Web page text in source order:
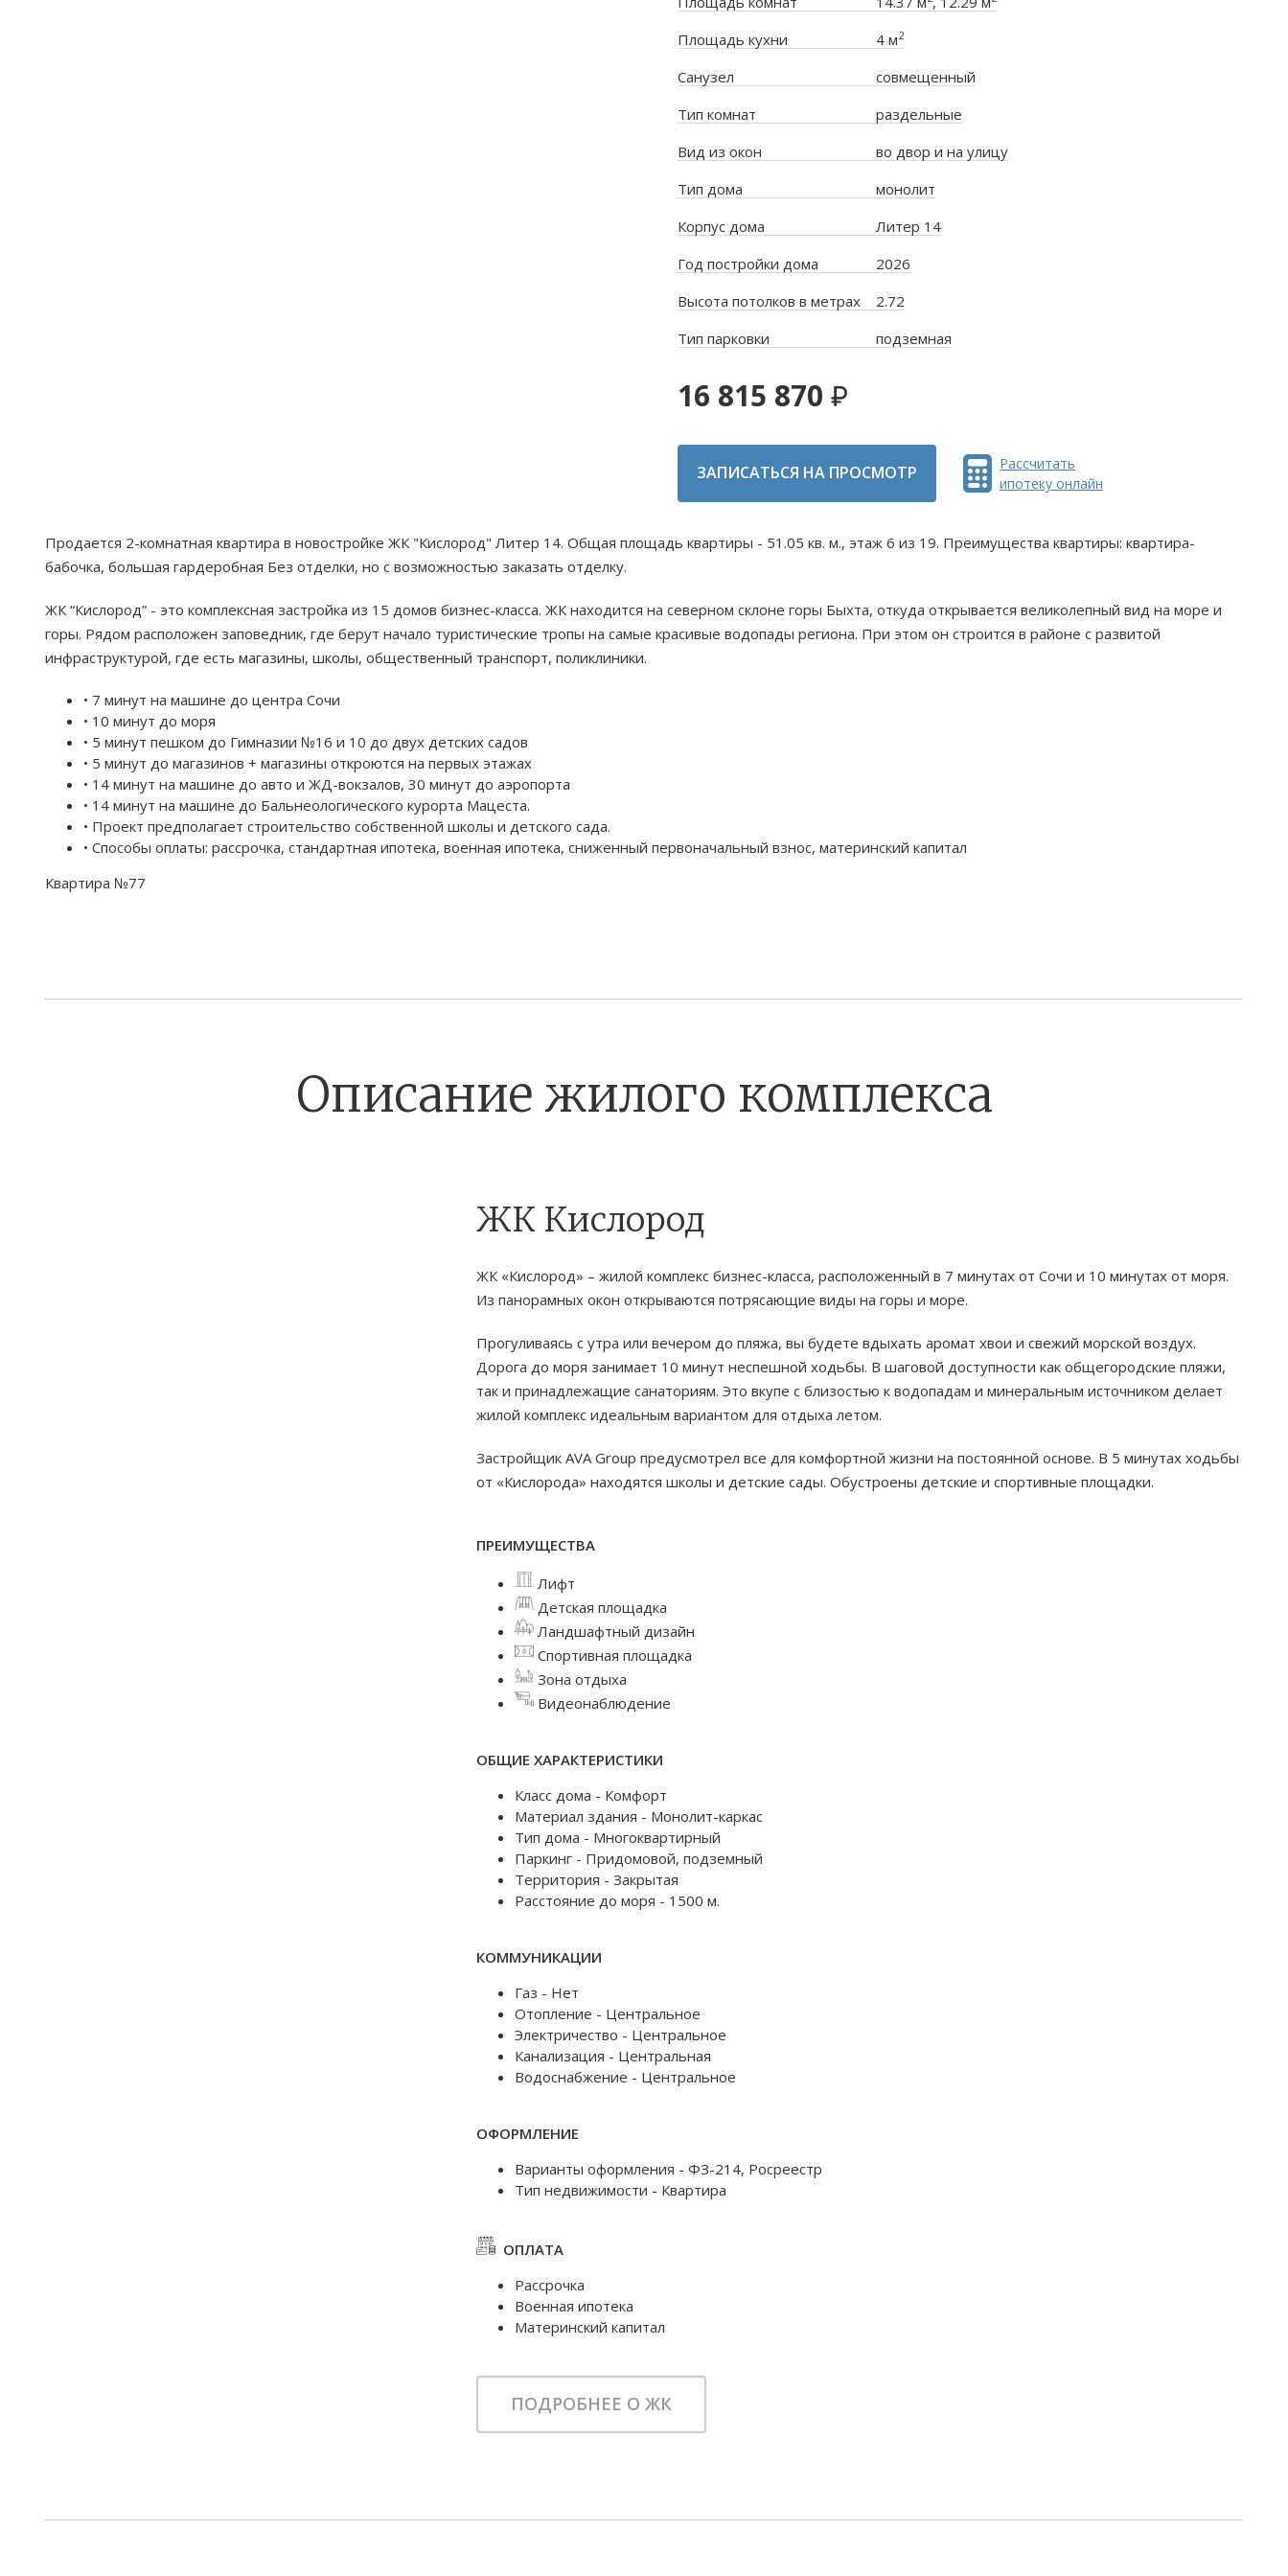
Площадь кухни 4 м2
Санузел
совмещенный
Тип комнат
раздельные
Вид из окон
во двор и на улицу
Тип дома
монолит
Корпус дома
Литер 14
Год постройки дома
2026
Высота потолков в метрах
2.72
Тип парковки
подземная
16 815 870
ЗАПИСАТЬСЯ НА ПРОСМОТР
Рассчитать
ипотеку онлайн
Продается 2-комнатная квартира в новостройке ЖК "Кислород" Литер 14. Общая площадь квартиры - 51.05 кв. м., этаж 6 из 19. Преимущества квартиры: квартира-
бабочка, большая гардеробная Без отделки, но с возможностью заказать отделку.
ЖК “Кислород” - это комплексная застройка из 15 домов бизнес-класса. ЖК находится на северном склоне горы Быхта, откуда открывается великолепный вид на море и
горы. Рядом расположен заповедник, где берут начало туристические тропы на самые красивые водопады региона. При этом он строится в районе с развитой
инфраструктурой, где есть магазины, школы, общественный транспорт, поликлиники.
• 7 минут на машине до центра Сочи
• 10 минут до моря
• 5 минут пешком до Гимназии №16 и 10 до двух детских садов
• 5 минут до магазинов + магазины откроются на первых этажах
• 14 минут на машине до авто и ЖД-вокзалов, 30 минут до аэропорта
• 14 минут на машине до Бальнеологического курорта Мацеста.
• Проект предполагает строительство собственной школы и детского сада.
• Способы оплаты: рассрочка, стандартная ипотека, военная ипотека, сниженный первоначальный взнос, материнский капитал
Квартира №77
Описание жилого комплекса
ЖК Кислород
ЖК «Кислород» – жилой комплекс бизнес-класса, расположенный в 7 минутах от Сочи и 10 минутах от моря.
Из панорамных окон открываются потрясающие виды на горы и море.
Прогуливаясь с утра или вечером до пляжа, вы будете вдыхать аромат хвои и свежий морской воздух.
Дорога до моря занимает 10 минут неспешной ходьбы. В шаговой доступности как общегородские пляжи,
так и принадлежащие санаториям. Это вкупе с близостью к водопадам и минеральным источником делает
жилой комплекс идеальным вариантом для отдыха летом.
Застройщик AVA Group предусмотрел все для комфортной жизни на постоянной основе. В 5 минутах ходьбы
от «Кислорода» находятся школы и детские сады. Обустроены детские и спортивные площадки.
ПРЕИМУЩЕСТВА
Лифт
Детская площадка
Ландшафтный дизайн
Спортивная площадка
Зона отдыха
Видеонаблюдение
ОБЩИЕ ХАРАКТЕРИСТИКИ
Класс дома - Комфорт
Материал здания - Монолит-каркас
Тип дома - Многоквартирный
Паркинг - Придомовой, подземный
Территория - Закрытая
Расстояние до моря - 1500 м.
КОММУНИКАЦИИ
Газ - Нет
Отопление - Центральное
Электричество - Центральное
Канализация - Центральная
Водоснабжение - Центральное
ОФОРМЛЕНИЕ
Варианты оформления - ФЗ-214, Росреестр
Тип недвижимости - Квартира
ОПЛАТА
Рассрочка
Военная ипотека
Материнский капитал
ПОДРОБНЕЕ О ЖК